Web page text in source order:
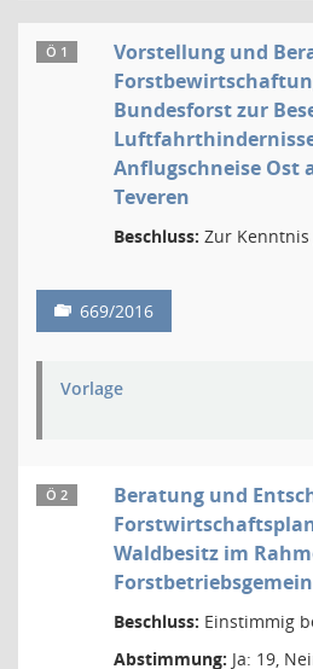
Ö 1
Vorstellung und
Bundesforst zur
Anflugschneise Ost
Teveren
Beschluss: Zur
669/2016
Vorlage
Ö 2
Beratung und
Waldbesitz im
Beschluss: Einstimmig
Abstimmung: Ja: 19,